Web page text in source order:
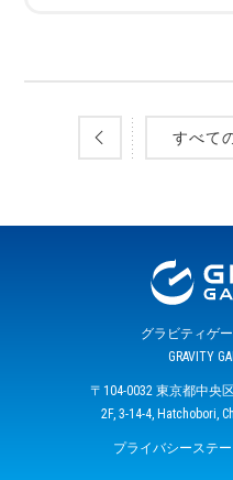
すべて
グラビティゲ
GRAVITY
〒104-0032 東京都中央
2F, 3-14-4, Hatchobori,
プライバシーステ